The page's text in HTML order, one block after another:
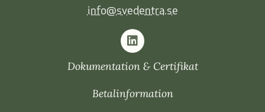
info@svedentra.se
Dokumentation & Certifikat
Betalinformation